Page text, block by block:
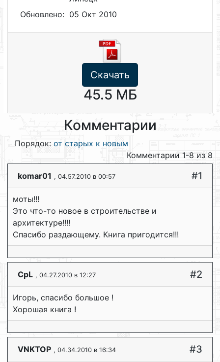
Обновлено: 05 Окт 2010
Скачать
45.5 МБ
Комментарии
Порядок: от старых к новым
Комментарии 1-8 из 8
komar01 , 04.57.2010 в 00:57 #1
моты!!!
Это что-то новое в строительстве и
архитектуре!!!!
Спасибо раздающему. Книга пригодится!!!
CpL , 04.27.2010 в 12:27 #2
Игорь, спасибо большое !
Хорошая книга !
VNKTOP , 04.34.2010 в 16:34 #3